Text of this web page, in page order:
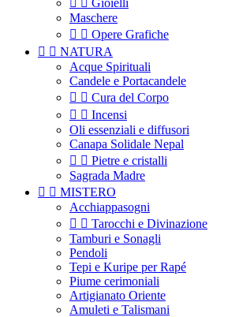
  Gioielli
Maschere
  Opere Grafiche
  NATURA
Acque Spirituali
Candele e Portacandele
  Cura del Corpo
  Incensi
Oli essenziali e diffusori
Canapa Solidale Nepal
  Pietre e cristalli
Sagrada Madre
  MISTERO
Acchiappasogni
  Tarocchi e Divinazione
Tamburi e Sonagli
Pendoli
Tepi e Kuripe per Rapé
Piume cerimoniali
Artigianato Oriente
Amuleti e Talismani